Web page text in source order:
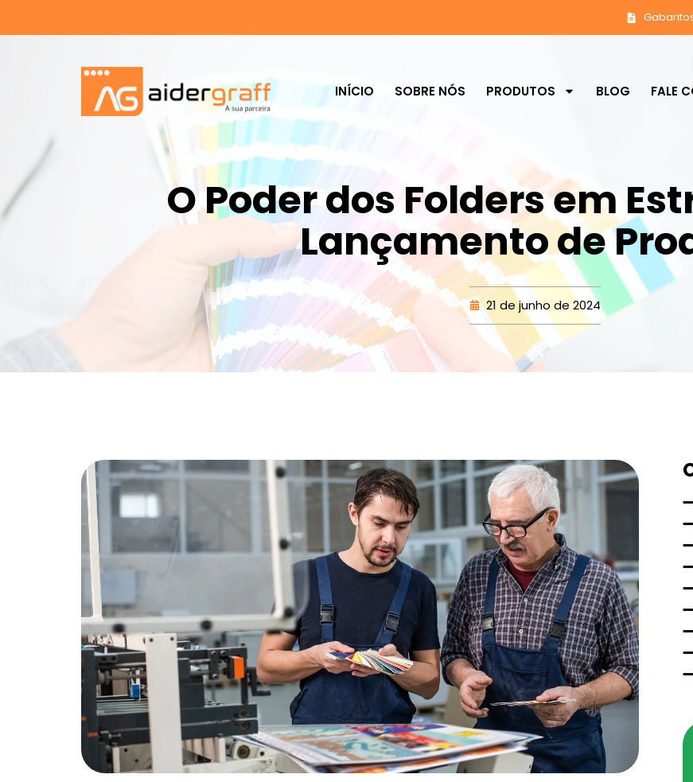
INÍCIO SOBRE NÓS PRODUTOS BLOG FALE
O Poder dos Folders em
Lançamento de
21 de junho de 2024